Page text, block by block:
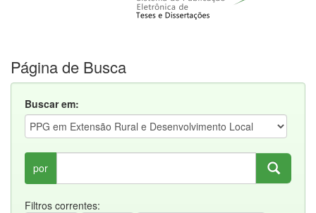
Página de Busca
Buscar em:
por
Filtros correntes: